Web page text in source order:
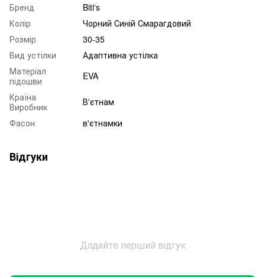
Бренд
Biti's
Колір
Чорний Синій Смарагдовий
Розмір
30-35
Вид устілки
Адаптивна устілка
Матеріал
підошви
EVA
Країна
Виробник
В'єтнам
Фасон
в'єтнамки
Відгуки
Додайте перший відгук